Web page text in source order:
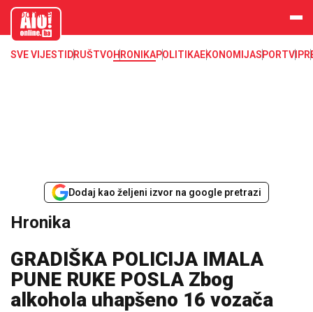
aloonline.b
SVE VIJESTI DRUŠTVOHRONIKAPOLITIKAEKONOMIJASPORTVIP
Dodaj kao željeni izvor na google pretrazi
Hronika
GRADIŠKA POLICIJA IMALA
PUNE RUKE POSLA Zbog
alkohola uhapšeno 16 vozača